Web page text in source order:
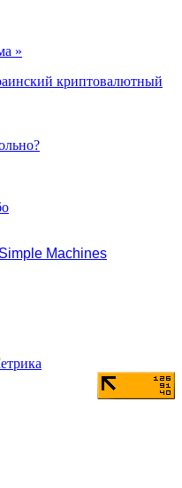
»
криптовалютный
Simple Machines